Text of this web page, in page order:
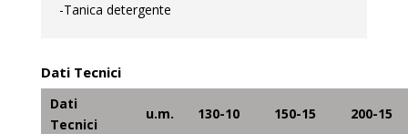
-Tanica detergente
Dati Tecnici
Dati
Tecnici
u.m. 130-10 150-15 200-15